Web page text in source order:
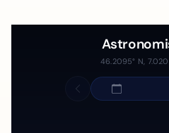
46.2095° N,